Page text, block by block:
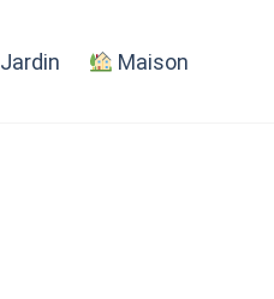
Jardin Maison